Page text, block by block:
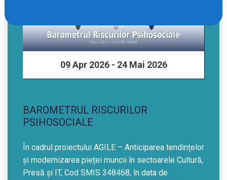
09 Apr 2026 - 24 Mai 2026
BAROMETRUL RISCURILOR
PSIHOSOCIALE
În cadrul proiectului AGILE – Anticiparea tendințelor
și modernizarea pieței muncii în sectoarele Cultură,
Presă și IT, Cod SMIS 348468, în data de